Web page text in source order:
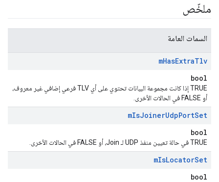
ملخّص
السمات العامة
mHasExtraTlv
bool
TRUE إذا كانت مجموعة البيانات تحتوي على أي TLV فرعي إضافي غير معروف،
أو FALSE في الحالات الأخرى.
mIsJoinerUdpPortSet
bool
TRUE في حالة تعيين منفذ UDP لـ Join، أو FALSE في الحالات الأخرى.
mIsLocatorSet
bool